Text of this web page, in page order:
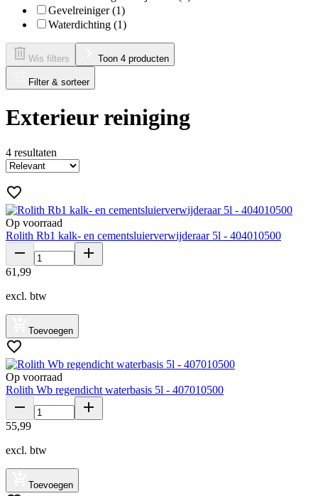
Gevelreiniger (1)
Waterdichting (1)
Wis filters Toon 4 producten
Filter & sorteer
Exterieur reiniging
4 resultaten
Op voorraad
Rolith Rb1 kalk- en cementsluierverwijderaar 5l - 404010500
61 ,99
excl. btw
Toevoegen
Op voorraad
Rolith Wb regendicht waterbasis 5l - 407010500
55,99
excl. btw
Toevoegen